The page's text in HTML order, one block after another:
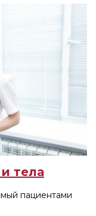
тела
пациентами